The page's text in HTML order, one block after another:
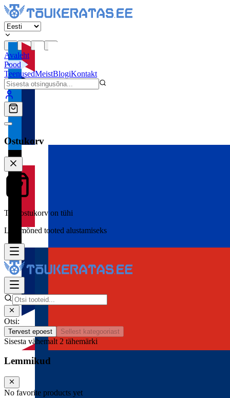
Avaleht
Pood
TeenusedMeistBlogiKontakt
Ostukorv
Teie ostukorv on tühi
Lisa mõned tooted alustamiseks
Otsi:
Tervest epoest Sellest kategooriast
Sisesta vähemalt 2 tähemärki
Lemmikud
No favorite products yet